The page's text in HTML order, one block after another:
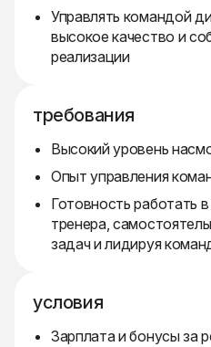
Управлять командой
высокое качество и
реализации
требования
Высокий уровень
Опыт управления
Готовность работать
тренера,
задач и лидируя
условия
Зарплата и бонусы за